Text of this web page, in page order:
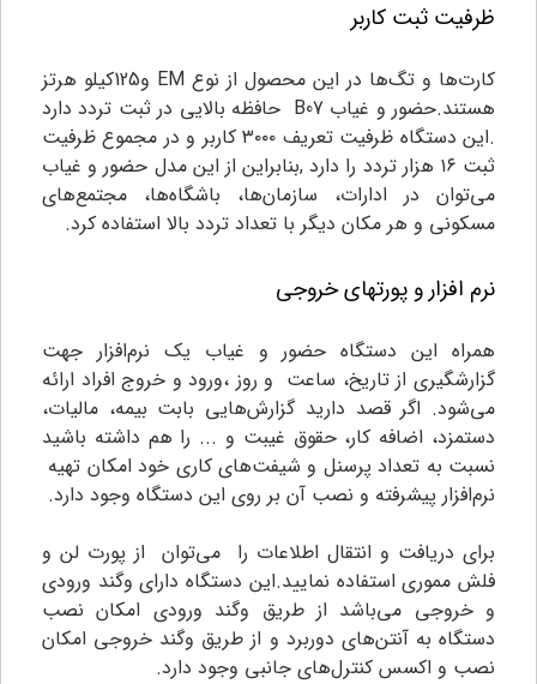
ظرفیت ثبت کاربر
کارت‌ها و تگ‌ها در این محصول از نوع EM و125کیلو هرتز
هستند.حضور و غیاب B07 حافظه بالایی در ثبت تردد دارد
.این دستگاه ظرفیت تعریف ۳۰۰۰ کاربر و در مجموع ظرفیت
ثبت ۱۶ هزار تردد را دارد ,بنابراین از این مدل حضور و غیاب
می‌توان در ادارات، سازمان‌ها، باشگاه‌ها، مجتمع‌های
مسکونی و هر مکان دیگر با تعداد تردد بالا استفاده کرد.
نرم افزار و پورتهای خروجی
همراه این دستگاه حضور و غیاب یک نرم‌افزار جهت
گزارشگیری از تاریخ، ساعت و روز ،ورود و خروج افراد ارائه
می‌شود. اگر قصد دارید گزارش‌هایی بابت بیمه، مالیات،
دستمزد، اضافه کار، حقوق غیبت و ... را هم داشته باشید
نسبت به تعداد پرسنل و شیفت‌های کاری خود امکان تهیه
نرم‌افزار پیشرفته و نصب آن بر روی این دستگاه وجود دارد.
برای دریافت و انتقال اطلاعات را می‌توان از پورت لن و
فلش مموری استفاده نمایید.این دستگاه دارای وگند ورودی
و خروجی می‌باشد از طریق وگند ورودی امکان نصب
دستگاه به آنتن‌های دوربرد و از طریق وگند خروجی امکان
نصب و اکسس کنترل‌های جانبی وجود دارد.